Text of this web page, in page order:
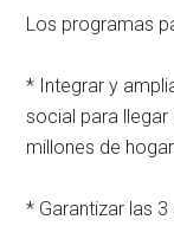
Los programas
* Integrar y
social para
millones de
* Garantizar las